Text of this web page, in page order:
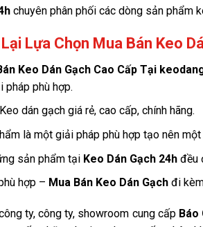
chuyên phân phối các dòng sản phẩm
Lựa Chọn Mua Bán Keo
Keo Dán Gạch Cao Cấp Tại
pháp phù hợp.
dán gạch giá rẻ, cao cấp, chính hãng.
là một giải pháp phù hợp tạo nên
sản phẩm tại Keo Dán Gạch 24hđều
hợp – Mua Bán Keo Dán Gạch đi
ty, công ty, showroom cung cấp Báo